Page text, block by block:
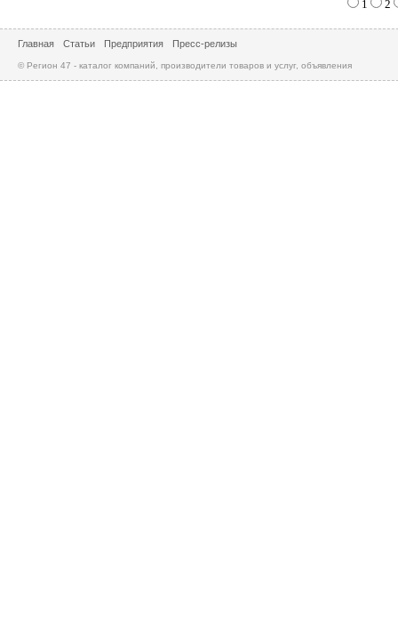
1 2
Главная Статьи Предприятия Пресс-релизы
© Регион 47 - каталог компаний, производители товаров и услуг, объявления